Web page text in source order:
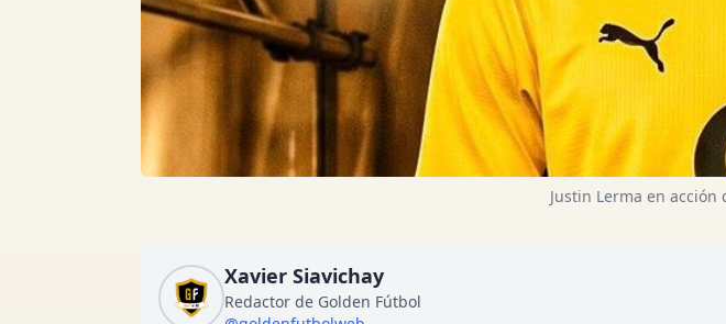
Justin Lerma en
Xavier Siavichay
Redactor de Golden Fútbol